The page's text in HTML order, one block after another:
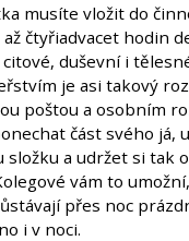
musíte vložit do
čtyřiadvacet hodin
duševní i
je asi takový
poštou a osobním
část svého já,
složku a udržet si tak
vám to
přes noc
i v noci.